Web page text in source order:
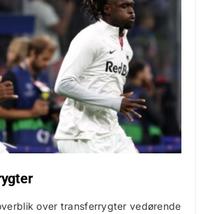
over transferrygter vedørende